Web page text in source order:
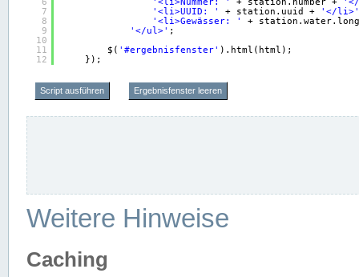
7
8
9
10
11
12
'<li>UUID: '
+ station.uuid +
'</li>'
'<li>Gewässer: '
+
'</ul>' ;
$( '#ergebnisfenster' ).html(html);
});
Script ausführen Ergebnisfenster leeren
Weitere Hinweise
Caching